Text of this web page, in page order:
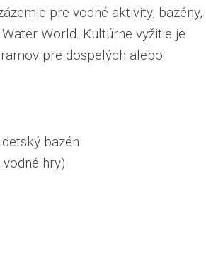
pre vodné aktivity, bazény,
World. Kultúrne vyžitie je
pre dospelých alebo
bazén
hry)